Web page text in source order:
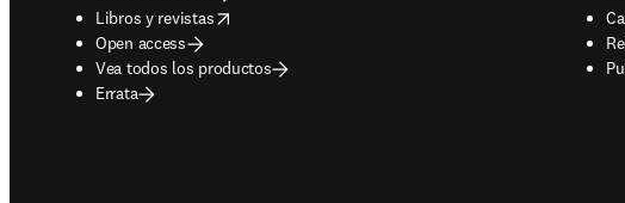
Libros y revistas
opens in new tab/window
Open access
Vea todos los productos
Errata